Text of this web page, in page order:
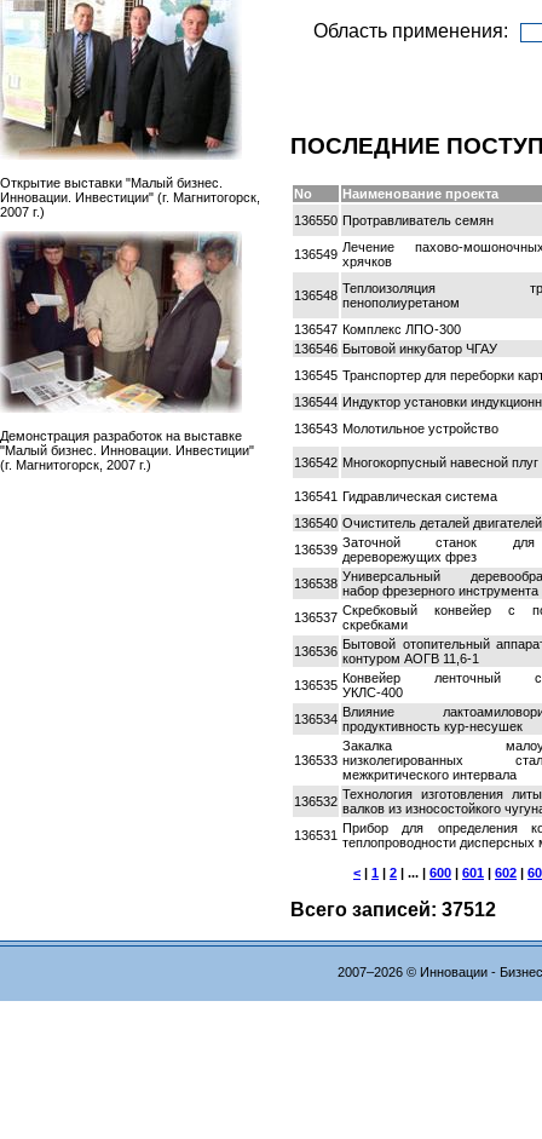
Область применения:
ПОСЛЕДНИЕ
No
Наименование проекта
136550 Протравливатель семян
136549 Лечение пахово-
хрячков
136548 Теплоизоляция
пенополиуретаном
136547 Комплекс ЛПО-300
136546 Бытовой инкубатор ЧГАУ
136545 Транспортер для переборки
136544 Индуктор установки
136543 Молотильное устройство
136542 Многокорпусный навесной плуг
136541 Гидравлическая система
136540 Очиститель деталей двигателей
136539 Заточной станок
дереворежущих фрез
136538 Универсальный
набор фрезерного инструмента
136537 Скребковый конвейер с
скребками
136536 Бытовой отопительный
контуром АОГВ 11,6-1
136535 Конвейер ленточный
УКЛС-400
136534 Влияние
продуктивность кур-несушек
136533
Закалка
низколегированных
межкритического интервала
136532 Технология изготовления
валков из износостойкого
136531 Прибор для определения
теплопроводности дисперсных
< 1 2 | ... | 600 601 602
Всего записей: 37512
Открытие выставки "Малый бизнес.
Инновации. Инвестиции" (г. Магнитогорск,
2007 г.)
Демонстрация разработок на выставке
"Малый бизнес. Инновации. Инвестиции"
(г. Магнитогорск, 2007 г.)
2007–2026 © Инновации -